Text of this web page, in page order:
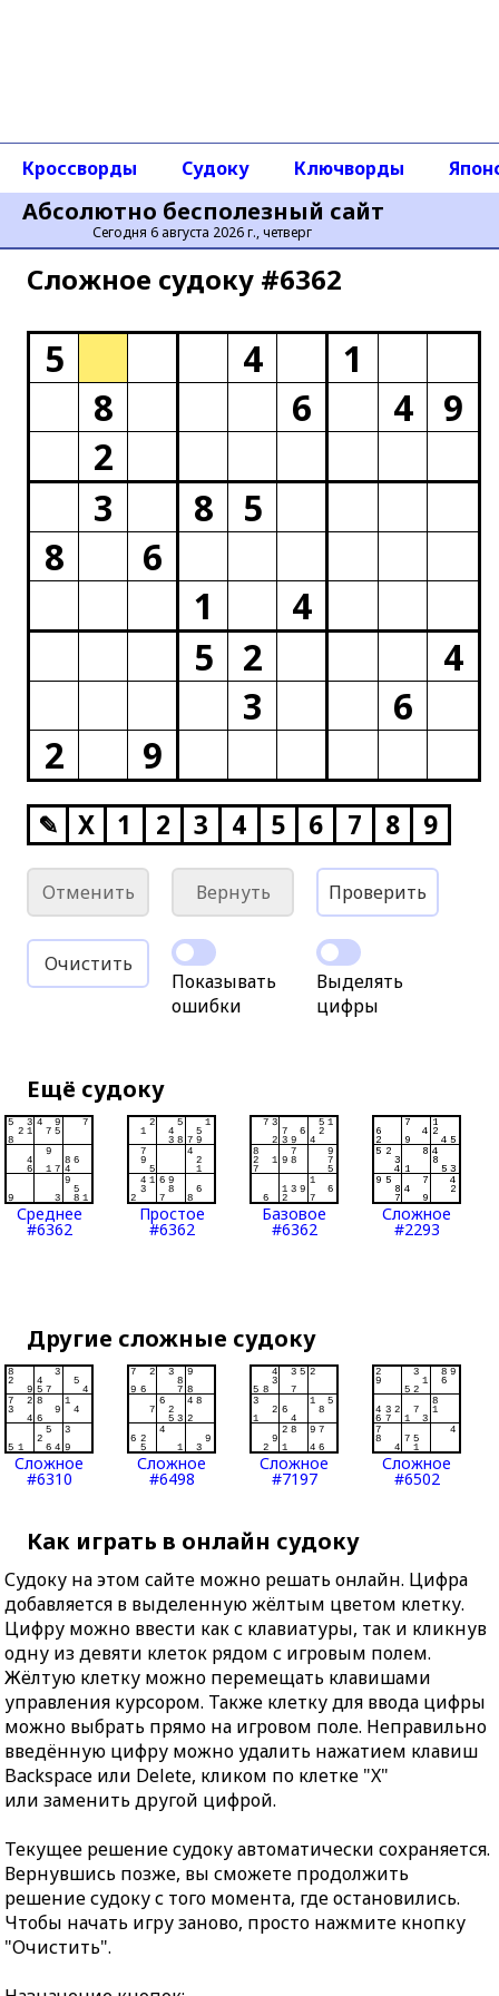
Абсолютно бесполезный сайт
Сегодня 6 августа 2026 г., четверг
Кроссворды Судоку Ключворды
Сложное cудоку #6362
5 4
1
8
6 4
9
2
3
8
5
8
6
1
4
5
2
4
3
6
2
9
✎ X 1 2 3 4 5 6 7 8 9
Отменить Вернуть Проверить
Очистить
Показывать
ошибки
Выделять
цифры
Ещё судоку
Среднее
#6362
Простое
#6362
Базовое
#6362
Сложное
#2293
Другие сложные судоку
Сложное
#6310
Сложное
#6498
Сложное
#7197
Сложное
#6502
Как играть в онлайн судоку
Судоку на этом сайте можно решать онлайн. Цифра
добавляется в выделенную жёлтым цветом клетку.
Цифру можно ввести как с клавиатуры, так и кликнув
одну из девяти клеток рядом с игровым полем.
Жёлтую клетку можно перемещать клавишами
управления курсором. Также клетку для ввода цифры
можно выбрать прямо на игровом поле. Неправильно
введённую цифру можно удалить нажатием клавиш
Backspace или Delete, кликом по клетке "X"
или заменить другой цифрой.
Текущее решение судоку автоматически сохраняется.
Вернувшись позже, вы сможете продолжить
решение судоку с того момента, где остановились.
Чтобы начать игру заново, просто нажмите кнопку
"Очистить".